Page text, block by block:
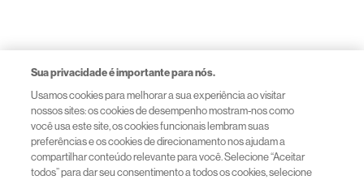
Aviso de Privacidade
Termos de Uso
Sua privacidade é importante para nós.
Usamos cookies para melhorar a sua experiência ao visitar
nossos sites: os cookies de desempenho mostram-nos como
você usa este site, os cookies funcionais lembram suas
preferências e os cookies de direcionamento nos ajudam a
compartilhar conteúdo relevante para você. Selecione “Aceitar
todos” para dar seu consentimento a todos os cookies, selecione